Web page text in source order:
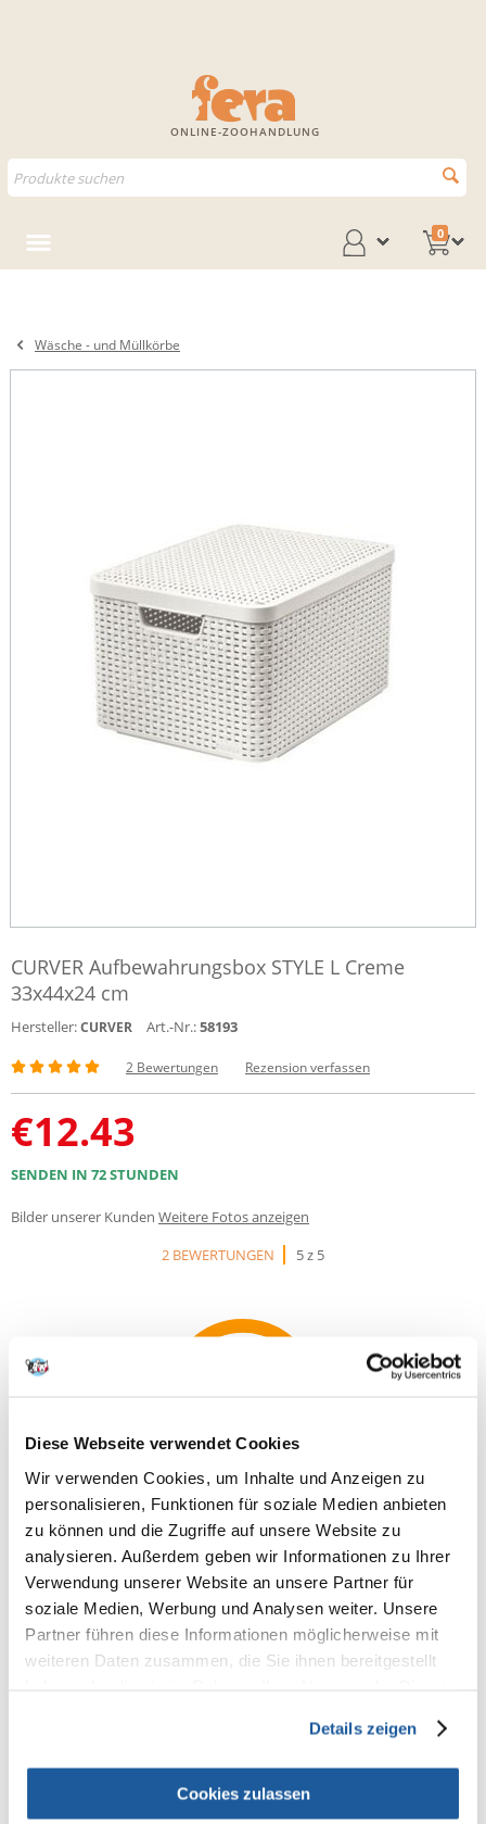
Diese Webseite verwendet Cookies
Wir verwenden Cookies, um Inhalte und Anzeigen zu
personalisieren, Funktionen für soziale Medien anbieten
zu können und die Zugriffe auf unsere Website zu
analysieren. Außerdem geben wir Informationen zu Ihrer
Verwendung unserer Website an unsere Partner für
soziale Medien, Werbung und Analysen weiter. Unsere
Partner führen diese Informationen möglicherweise mit
weiteren Daten zusammen, die Sie ihnen bereitgestellt
Details zeigen
Cookies zulassen
ONLINE-ZOOHANDLUNG
0
Wäsche - und Müllkörbe
CURVER Aufbewahrungsbox STYLE L Creme
33x44x24 cm
Hersteller:CURVER Art.-Nr.:58193
2 Bewertungen Rezension verfassen
€12.43
SENDEN IN 72 STUNDEN
Bilder unserer Kunden Weitere Fotos anzeigen
2 BEWERTUNGEN
5 z 5
Recommend
100% KUNDEN EMPFEHLEN DIESES PRODUKT
REZENSION VERFASSEN
Produktbeschreibung
Der Deckel umschließt den oberen Rand der Box und wird zusätzlich an